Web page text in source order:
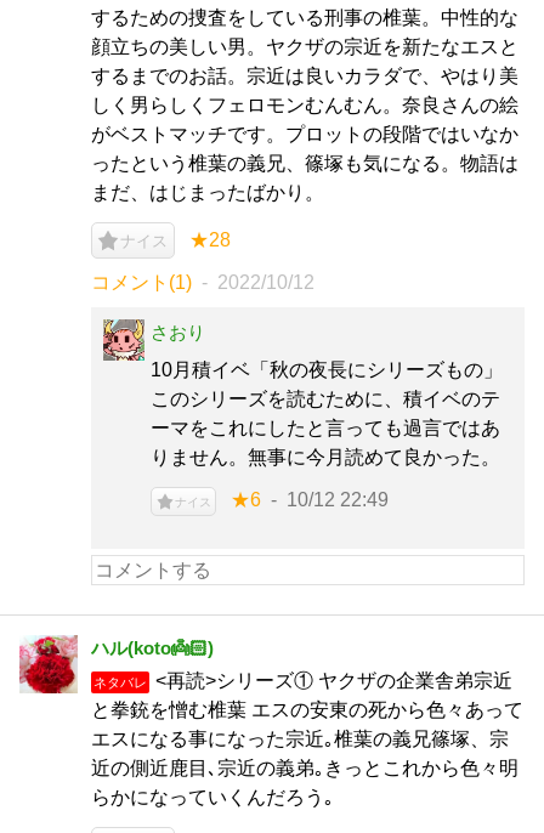
するための捜査をしている刑事の椎葉。中性的な
顔立ちの美しい男。ヤクザの宗近を新たなエスと
するまでのお話。宗近は良いカラダで、やはり美
しく男らしくフェロモンむんむん。奈良さんの絵
がベストマッチです。プロットの段階ではいなか
ったという椎葉の義兄、篠塚も気になる。物語は
まだ、はじまったばかり。
ナイス ★28
コメント(1) 2022/10/12
さおり
10月積イベ「秋の夜長にシリーズもの」
このシリーズを読むために、積イベのテ
ーマをこれにしたと言っても過言ではあ
りません。無事に今月読めて良かった。
ナイス ★6 10/12 22:49
ハル(koto👼🏻‎)
ネタバレ
<再読>シリーズ① ヤクザの企業舎弟宗近
と拳銃を憎む椎葉 エスの安東の死から色々あって
エスになる事になった宗近｡椎葉の義兄篠塚、宗
近の側近鹿目､宗近の義弟｡きっとこれから色々明
らかになっていくんだろう｡